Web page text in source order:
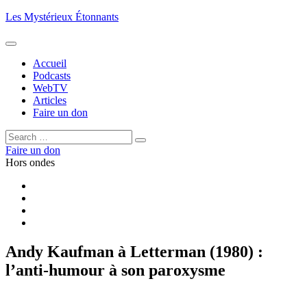
Aller
contenu
Les Mystérieux Étonnants
Accueil
Podcasts
WebTV
Articles
Faire un don
Rechercher :
Rechercher
Faire un don
Hors ondes
Andy Kaufman à Letterman (1980) :
l’anti-humour à son paroxysme